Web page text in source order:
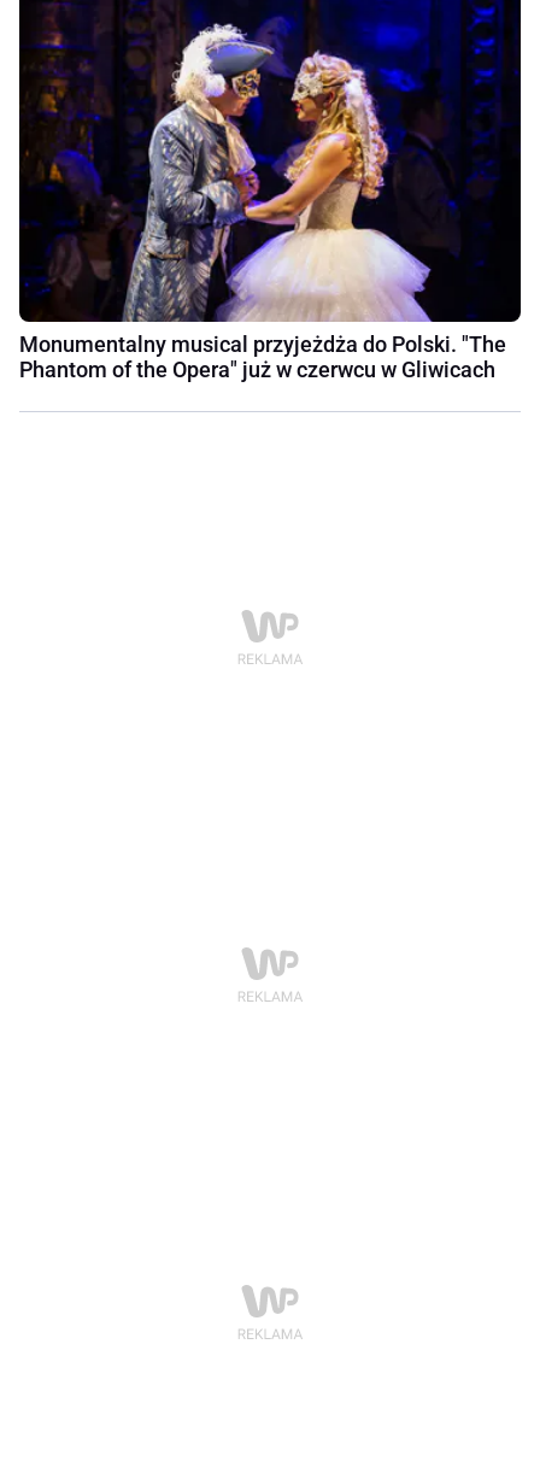
Monumentalny musical przyjeżdża do Polski. "The
Phantom of the Opera" już w czerwcu w Gliwicach